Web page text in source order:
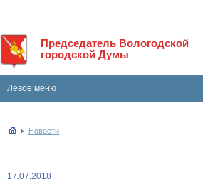
Председатель Вологодской
городской Думы
Левое меню
Новости
17.07.2018